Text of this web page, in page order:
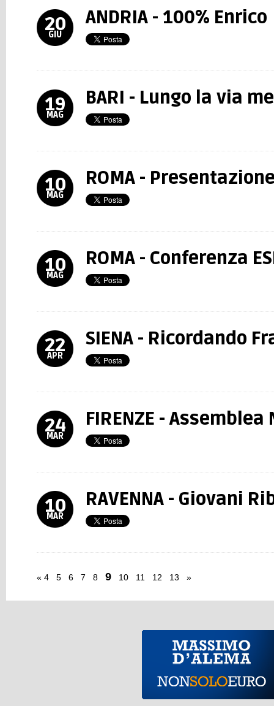
20
GIU
ANDRIA - 100% Enrico
19
MAG
BARI - Lungo la via
10
MAG
ROMA -
10
MAG
ROMA - Conferenza
22
APR
SIENA - Ricordando
24
MAR
FIRENZE -
10
MAR
RAVENNA - Giovani
« 4 5 6 7 8 9 10 11 12 13 »